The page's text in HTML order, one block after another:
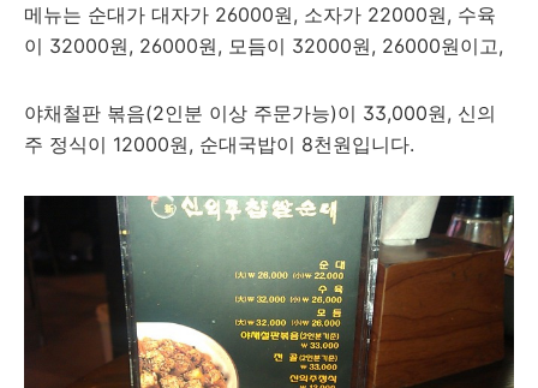
메뉴는 순대가 대자가 26000원, 소자가 22000원, 수육
이 32000원, 26000원, 모듬이 32000원, 26000원이고,
야채철판 볶음(2인분 이상 주문가능)이 33,000원, 신의
주 정식이 12000원, 순대국밥이 8천원입니다.